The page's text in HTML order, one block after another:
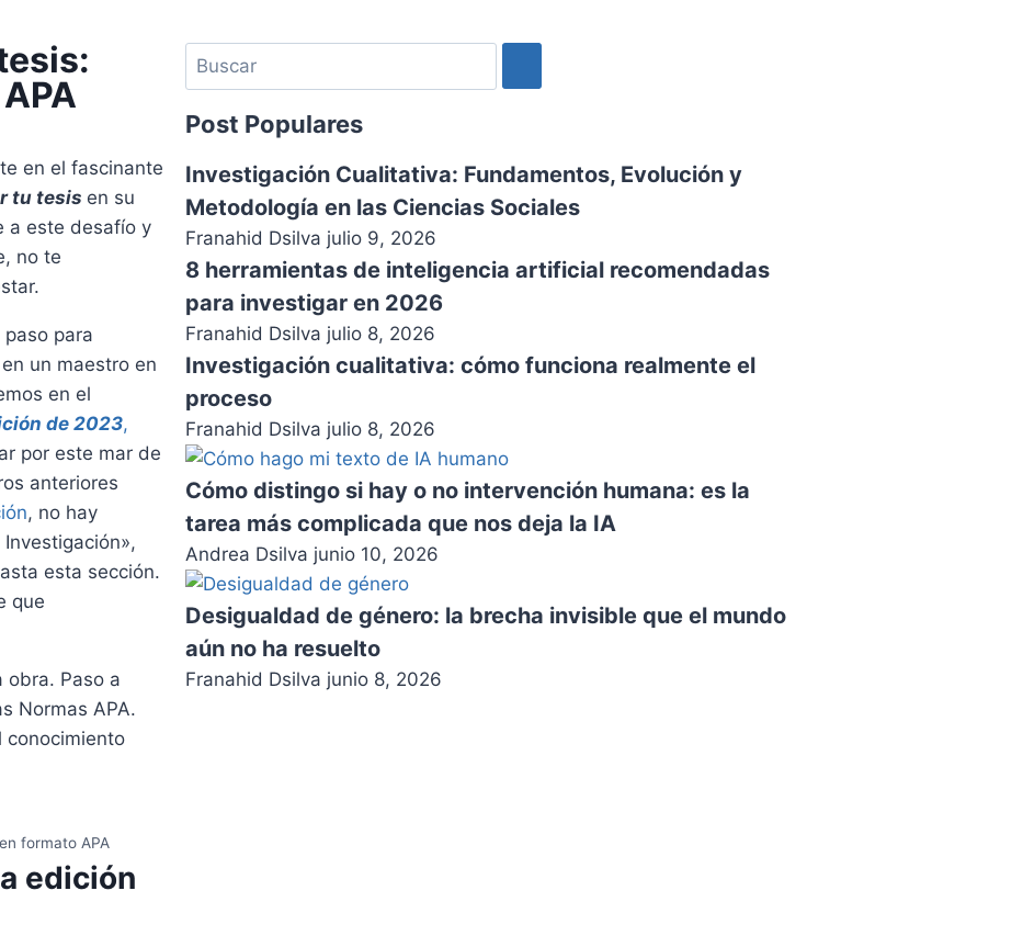
en el fascinante
tu tesis en su
a este desafío y
no te
para
un maestro en
en el
de 2023,
por este mar de
anteriores
, no hay
esta sección.
que
obra. Paso a
Normas APA.
conocimiento
formato APA
edición
Post Populares
Investigación Cualitativa: Fundamentos, Evolución y
Metodología en las Ciencias Sociales
Franahid Dsilva julio 9, 2026
8 herramientas de inteligencia artificial recomendadas
para investigar en 2026
Franahid Dsilva julio 8, 2026
Investigación cualitativa: cómo funciona realmente el
proceso
Franahid Dsilva julio 8, 2026
Cómo distingo si hay o no intervención humana: es la
tarea más complicada que nos deja la IA
Andrea Dsilva junio 10, 2026
Desigualdad de género: la brecha invisible que el mundo
aún no ha resuelto
Franahid Dsilva junio 8, 2026